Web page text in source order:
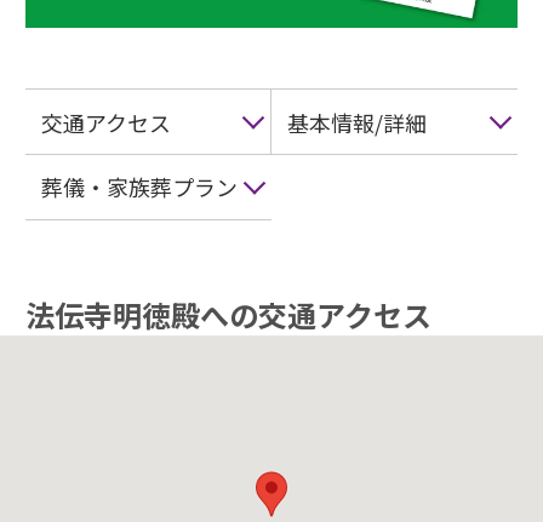
交通アクセス 基本情報/詳細
葬儀・家族葬プラン
法伝寺明徳殿への交通アクセス